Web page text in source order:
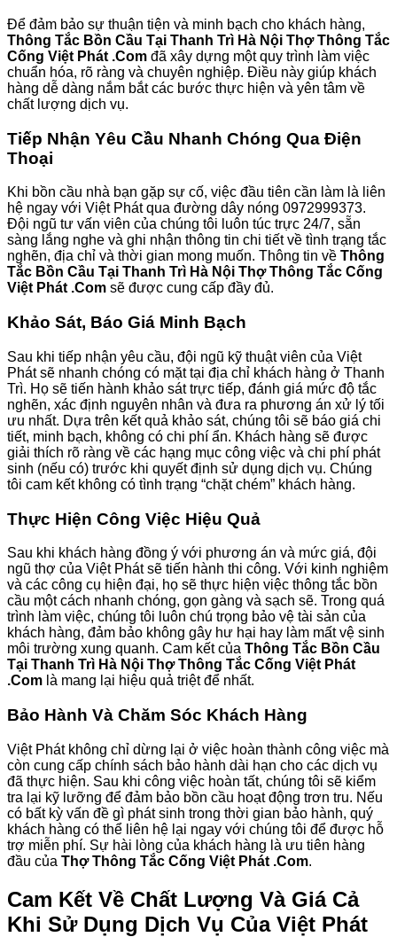
Để đảm bảo sự thuận tiện và minh bạch cho khách hàng,
Thông Tắc Bồn Cầu Tại Thanh Trì Hà Nội Thợ Thông Tắc
Cống Việt Phát .Com đã xây dựng một quy trình làm việc
chuẩn hóa, rõ ràng và chuyên nghiệp. Điều này giúp khách
hàng dễ dàng nắm bắt các bước thực hiện và yên tâm về
chất lượng dịch vụ.
Tiếp Nhận Yêu Cầu Nhanh Chóng Qua Điện
Thoại
Khi bồn cầu nhà bạn gặp sự cố, việc đầu tiên cần làm là liên
hệ ngay với Việt Phát qua đường dây nóng 0972999373.
Đội ngũ tư vấn viên của chúng tôi luôn túc trực 24/7, sẵn
sàng lắng nghe và ghi nhận thông tin chi tiết về tình trạng tắc
nghẽn, địa chỉ và thời gian mong muốn. Thông tin về Thông
Tắc Bồn Cầu Tại Thanh Trì Hà Nội Thợ Thông Tắc Cống
Việt Phát .Com sẽ được cung cấp đầy đủ.
Khảo Sát, Báo Giá Minh Bạch
Sau khi tiếp nhận yêu cầu, đội ngũ kỹ thuật viên của Việt
Phát sẽ nhanh chóng có mặt tại địa chỉ khách hàng ở Thanh
Trì. Họ sẽ tiến hành khảo sát trực tiếp, đánh giá mức độ tắc
nghẽn, xác định nguyên nhân và đưa ra phương án xử lý tối
ưu nhất. Dựa trên kết quả khảo sát, chúng tôi sẽ báo giá chi
tiết, minh bạch, không có chi phí ẩn. Khách hàng sẽ được
giải thích rõ ràng về các hạng mục công việc và chi phí phát
sinh (nếu có) trước khi quyết định sử dụng dịch vụ. Chúng
tôi cam kết không có tình trạng “chặt chém” khách hàng.
Thực Hiện Công Việc Hiệu Quả
Sau khi khách hàng đồng ý với phương án và mức giá, đội
ngũ thợ của Việt Phát sẽ tiến hành thi công. Với kinh nghiệm
và các công cụ hiện đại, họ sẽ thực hiện việc thông tắc bồn
cầu một cách nhanh chóng, gọn gàng và sạch sẽ. Trong quá
trình làm việc, chúng tôi luôn chú trọng bảo vệ tài sản của
khách hàng, đảm bảo không gây hư hại hay làm mất vệ sinh
môi trường xung quanh. Cam kết của Thông Tắc Bồn Cầu
Tại Thanh Trì Hà Nội Thợ Thông Tắc Cống Việt Phát
.Com là mang lại hiệu quả triệt để nhất.
Bảo Hành Và Chăm Sóc Khách Hàng
Việt Phát không chỉ dừng lại ở việc hoàn thành công việc mà
còn cung cấp chính sách bảo hành dài hạn cho các dịch vụ
đã thực hiện. Sau khi công việc hoàn tất, chúng tôi sẽ kiểm
tra lại kỹ lưỡng để đảm bảo bồn cầu hoạt động trơn tru. Nếu
có bất kỳ vấn đề gì phát sinh trong thời gian bảo hành, quý
khách hàng có thể liên hệ lại ngay với chúng tôi để được hỗ
trợ miễn phí. Sự hài lòng của khách hàng là ưu tiên hàng
đầu của Thợ Thông Tắc Cống Việt Phát .Com.
Cam Kết Về Chất Lượng Và Giá Cả
Khi Sử Dụng Dịch Vụ Của Việt Phát